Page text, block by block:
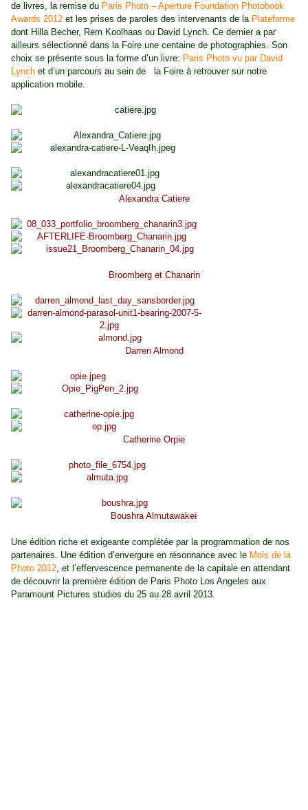
de livres, la remise du Paris Photo – Aperture Foundation Photobook
Awards 2012 et les prises de paroles des intervenants de la Plateforme
dont Hilla Becher, Rem Koolhaas ou David Lynch. Ce dernier a par
ailleurs sélectionné dans la Foire une centaine de photographies. Son
choix se présente sous la forme d’un livre: Paris Photo vu par David
Lynch et d’un parcours au sein de
la Foire à retrouver sur notre
application mobile.
Alexandra Catiere
Broomberg et Chanarin
Darren Almond
Catherine Orpie
Boushra Almutawakeï
Une édition riche et exigeante complétée par la programmation de nos
partenaires. Une édition d’envergure en résonnance avec le Mois de la
Photo 2012, et l’effervescence permanente de la capitale en attendant
de découvrir la première édition de Paris Photo Los Angeles aux
Paramount Pictures studios du 25 au 28 avril 2013.